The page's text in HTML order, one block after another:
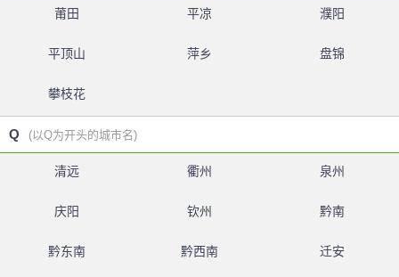
莆田 平凉 濮阳
平顶山 萍乡 盘锦
攀枝花
Q (以Q为开头的城市名)
清远 衢州 泉州
庆阳 钦州 黔南
黔东南 黔西南 迁安